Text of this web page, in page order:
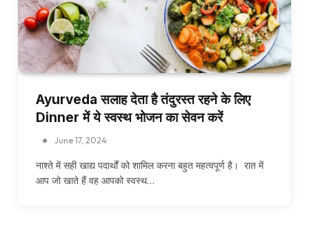
Ayurveda सलाह देता है तंदुरस्त रहने के लिए
Dinner में ये स्वस्थ भोजन का सेवन करें
June 17, 2024
नाश्ते में सही खाद्य पदार्थों को शामिल करना बहुत महत्वपूर्ण है। रात में
आप जो खाते हैं वह आपको स्वस्थ…